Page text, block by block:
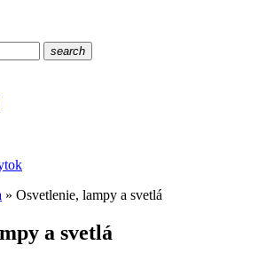
search
» Osvetlenie, lampy a svetlá
a svetlá